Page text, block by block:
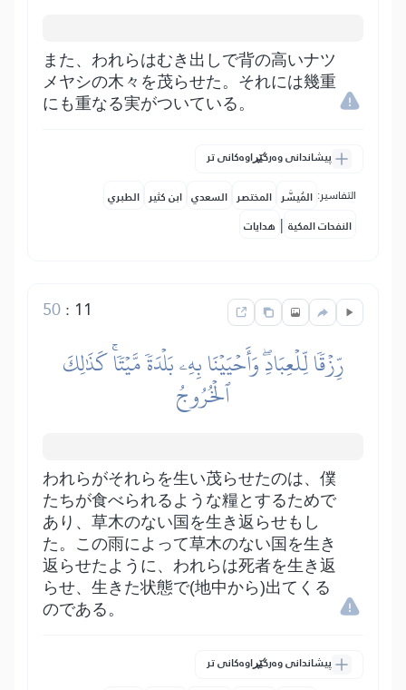
また、われらはむき出しで背の高いナツ
メヤシの木々を茂らせた。それには幾重
にも重なる実がついている。
پیشاندانی وەرگێڕاوەکانی تر
التفاسير: المُيسَّر المختصر السعدي ابن كثير الطبري
النفحات المكية | هدايات
11
:
50
رِّزۡقٗا لِّلۡعِبَادِۖ وَأَحۡيَيۡنَا بِهِۦ بَلۡدَةٗ مَّيۡتٗاۚ كَذَٰلِكَ
ٱلۡخُرُوجُ
われらがそれらを生い茂らせたのは、僕
たちが食べられるような糧とするためで
あり、草木のない国を生き返らせもし
た。この雨によって草木のない国を生き
返らせたように、われらは死者を生き返
らせ、生きた状態で(地中から)出てくる
のである。
پیشاندانی وەرگێڕاوەکانی تر